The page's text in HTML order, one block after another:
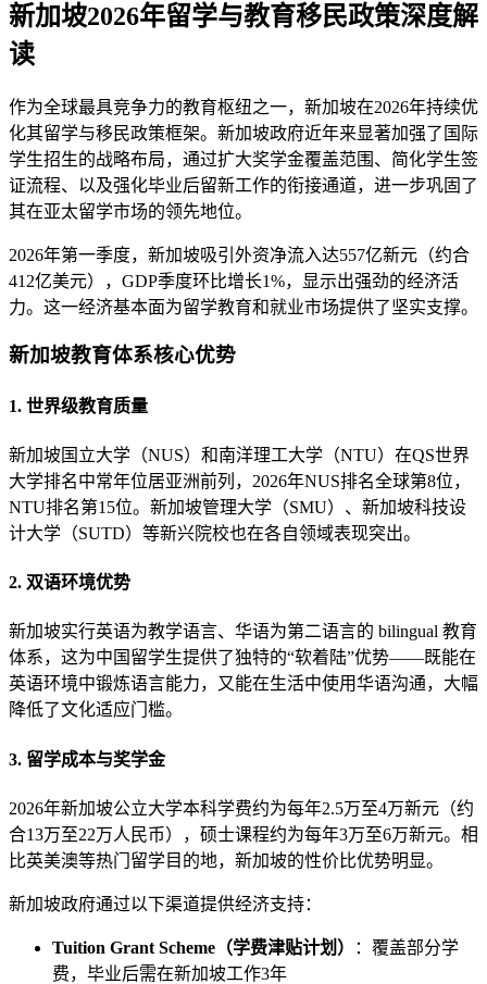
新加坡2026年留学与教育移民政策深度解
读
作为全球最具竞争力的教育枢纽之一，新加坡在2026年持续优
化其留学与移民政策框架。新加坡政府近年来显著加强了国际
学生招生的战略布局，通过扩大奖学金覆盖范围、简化学生签
证流程、以及强化毕业后留新工作的衔接通道，进一步巩固了
其在亚太留学市场的领先地位。
2026年第一季度，新加坡吸引外资净流入达557亿新元（约合
412亿美元），GDP季度环比增长1%，显示出强劲的经济活
力。这一经济基本面为留学教育和就业市场提供了坚实支撑。
新加坡教育体系核心优势
1. 世界级教育质量
新加坡国立大学（NUS）和南洋理工大学（NTU）在QS世界
大学排名中常年位居亚洲前列，2026年NUS排名全球第8位，
NTU排名第15位。新加坡管理大学（SMU）、新加坡科技设
计大学（SUTD）等新兴院校也在各自领域表现突出。
2. 双语环境优势
新加坡实行英语为教学语言、华语为第二语言的 bilingual 教育
体系，这为中国留学生提供了独特的“软着陆”优势——既能在
英语环境中锻炼语言能力，又能在生活中使用华语沟通，大幅
降低了文化适应门槛。
3. 留学成本与奖学金
2026年新加坡公立大学本科学费约为每年2.5万至4万新元（约
合13万至22万人民币），硕士课程约为每年3万至6万新元。相
比英美澳等热门留学目的地，新加坡的性价比优势明显。
新加坡政府通过以下渠道提供经济支持：
Tuition Grant Scheme（学费津贴计划）
：覆盖部分学
费，毕业后需在新加坡工作3年